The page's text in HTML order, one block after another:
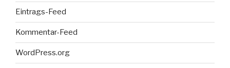
Eintrags-Feed
Kommentar-Feed
WordPress.org